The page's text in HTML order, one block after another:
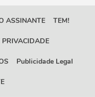
ASSINANTE TEM!
Publicidade Legal